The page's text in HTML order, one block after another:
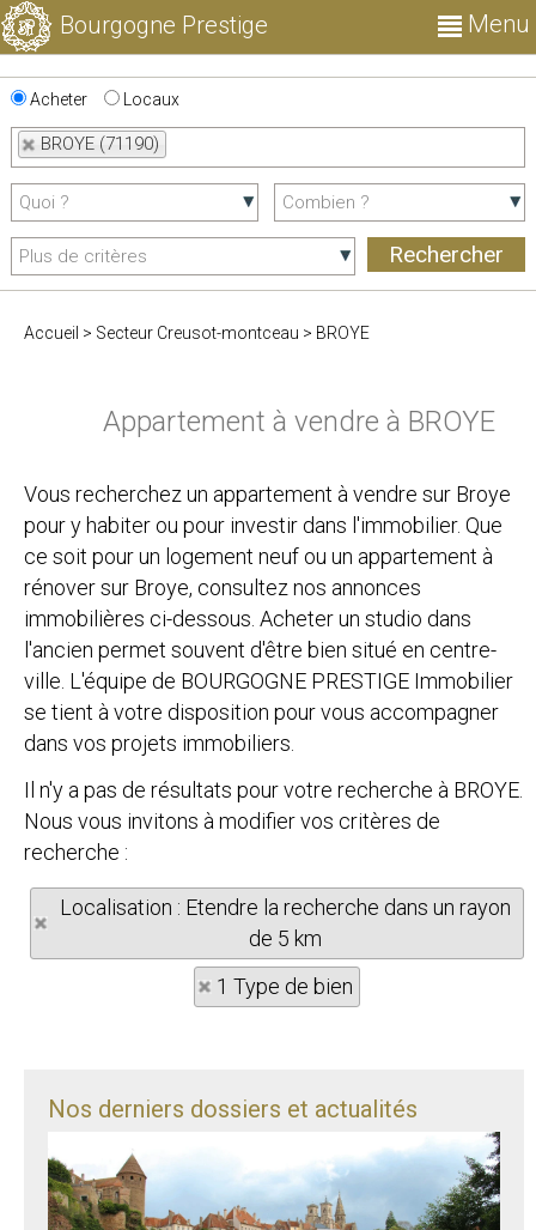
Bourgogne Prestige Menu
Acheter Locaux
BROYE (71190)
Accueil > Secteur Creusot-montceau > BROYE
Appartement à vendre à BROYE
Vous recherchez un appartement à vendre sur Broye
pour y habiter ou pour investir dans l'immobilier. Que
ce soit pour un logement neuf ou un appartement à
rénover sur Broye, consultez nos annonces
immobilières ci-dessous. Acheter un studio dans
l'ancien permet souvent d'être bien situé en centre-
ville. L'équipe de BOURGOGNE PRESTIGE Immobilier
se tient à votre disposition pour vous accompagner
dans vos projets immobiliers.
Il n'y a pas de résultats pour votre recherche à BROYE.
Nous vous invitons à modifier vos critères de
recherche :
Localisation : Etendre la recherche dans un rayon
de 5 km
1 Type de bien
Nos derniers dossiers et actualités